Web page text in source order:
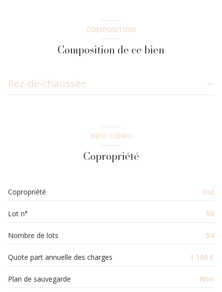
COMPOSITION
Composition de ce bien
Rez-de-chaussée
INFO COPRO
Copropriété
Copropriété Oui
Lot n° 50
Nombre de lots 54
Quote part annuelle des charges 1 100 €
Plan de sauvegarde Non